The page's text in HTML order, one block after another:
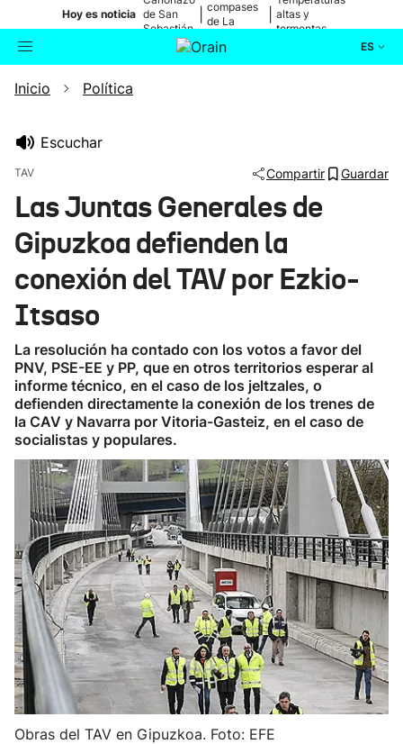
Hoy es noticia de San
Sebastián
compases
de La
altas y
tormentas
ES
Buscador
Ikusmiran
Eguraldia
Inicio Política
Escuchar
TAV Compartir Guardar
Las Juntas Generales de
Gipuzkoa defienden la
conexión del TAV por Ezkio-
Itsaso
La resolución ha contado con los votos a favor del
PNV, PSE-EE y PP, que en otros territorios esperar al
informe técnico, en el caso de los jeltzales, o
defienden directamente la conexión de los trenes de
la CAV y Navarra por Vitoria-Gasteiz, en el caso de
socialistas y populares.
Obras del TAV en Gipuzkoa. Foto: EFE